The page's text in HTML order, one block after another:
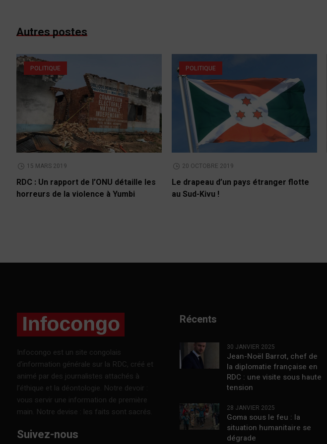
Autres postes
POLITIQUE
15 MARS 2019
RDC : Un rapport de l’ONU détaille les
horreurs de la violence à Yumbi
POLITIQUE
20 OCTOBRE 2019
Le drapeau d’un pays étranger flotte
au Sud-Kivu !
Infocongo est un site congolais
d’information générale sur la RDC, créé et
animé par des journalistes attachés à
l’éthique et la déontologie. Notre devoir :
vous servir une information de première
main. Notre devise : les faits sont sacrés.
Suivez-nous
Récents
30 JANVIER 2025
Jean-Noël Barrot, chef de
la diplomatie française en
RDC : une visite sous haute
tension
28 JANVIER 2025
Goma sous le feu : la
situation humanitaire se
dégrade